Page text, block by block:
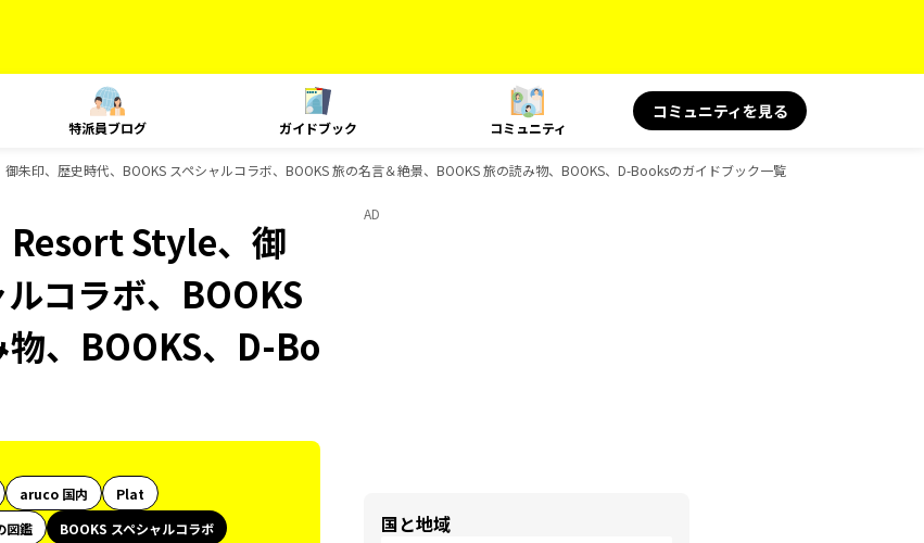
特派員ブログ ガイドブック コミュニティ
コミュニティを見る
朱印、歴史時代、BOOKS スペシャルコラボ、BOOKS 旅の名言＆絶景、BOOKS 旅の読み物、BOOKS、D-Booksのガイドブック一覧
Resort Style、御
コラボ、BOOKS
、BOOKS、D-Bo
aruco 国内
Plat
図鑑
BOOKS スペシャルコラボ
AD
国と地域